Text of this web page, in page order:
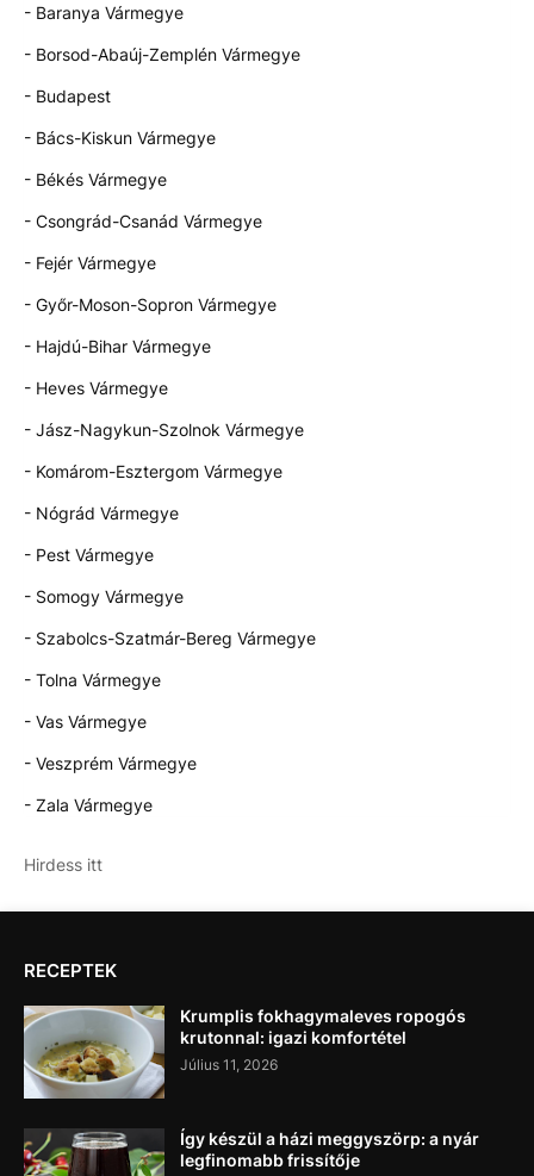
- Baranya Vármegye
- Borsod-Abaúj-Zemplén Vármegye
- Budapest
- Bács-Kiskun Vármegye
- Békés Vármegye
- Csongrád-Csanád Vármegye
- Fejér Vármegye
- Győr-Moson-Sopron Vármegye
- Hajdú-Bihar Vármegye
- Heves Vármegye
- Jász-Nagykun-Szolnok Vármegye
- Komárom-Esztergom Vármegye
- Nógrád Vármegye
- Pest Vármegye
- Somogy Vármegye
- Szabolcs-Szatmár-Bereg Vármegye
- Tolna Vármegye
- Vas Vármegye
- Veszprém Vármegye
- Zala Vármegye
Hirdess itt
RECEPTEK
Krumplis fokhagymaleves ropogós
krutonnal: igazi komfortétel
Július 11, 2026
Így készül a házi meggyszörp: a nyár
legfinomabb frissítője